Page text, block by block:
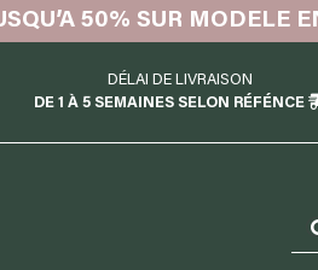
50% SUR MODELE
DÉLAI DE LIVRAISON
DE 1 À 5 SEMAINES SELON RÉFÉNCE
de